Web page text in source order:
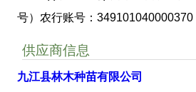
号）农行账号：349101040000370
供应商信息
九江县林木种苗有限公司